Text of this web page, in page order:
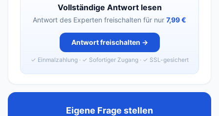
Vollständige Antwort lesen
Antwort des Experten freischalten für nur 7,99 €
Antwort freischalten →
✓ Einmalzahlung · ✓ Sofortiger Zugang · ✓ SSL-gesichert
Eigene Frage stellen